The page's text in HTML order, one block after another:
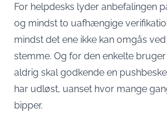
For helpdesks lyder anbefalingen
og mindst to uafhængige
mindst det ene ikke kan omgås
stemme. Og for den enkelte
aldrig skal godkende en
har udløst, uanset hvor mange
bipper.